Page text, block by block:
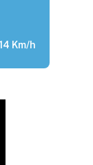
14 Km/h